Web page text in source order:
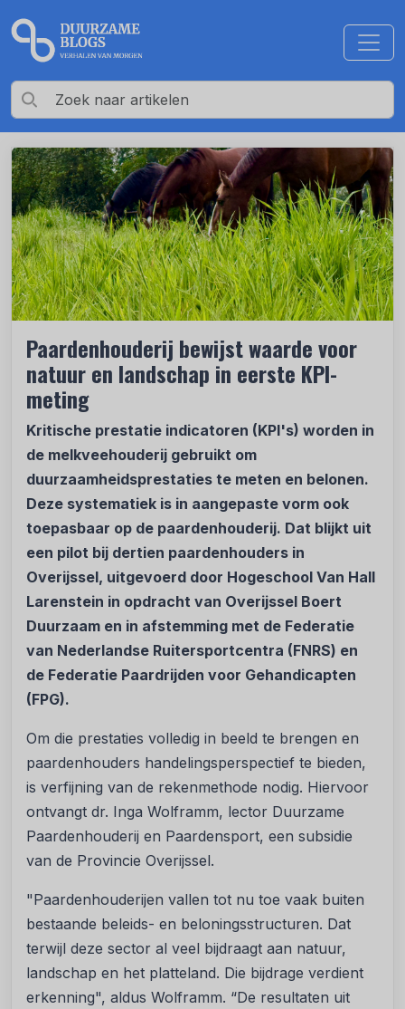
Paardenhouderij bewijst waarde voor
natuur en landschap in eerste KPI-
meting
Kritische prestatie indicatoren (KPI's) worden in
de melkveehouderij gebruikt om
duurzaamheidsprestaties te meten en belonen.
Deze systematiek is in aangepaste vorm ook
toepasbaar op de paardenhouderij. Dat blijkt uit
een pilot bij dertien paardenhouders in
Overijssel, uitgevoerd door Hogeschool Van Hall
Larenstein in opdracht van Overijssel Boert
Duurzaam en in afstemming met de Federatie
van Nederlandse Ruitersportcentra (FNRS) en
de Federatie Paardrijden voor Gehandicapten
(FPG).
Om die prestaties volledig in beeld te brengen en
paardenhouders handelingsperspectief te bieden,
is verfijning van de rekenmethode nodig. Hiervoor
ontvangt dr. Inga Wolframm, lector Duurzame
Paardenhouderij en Paardensport, een subsidie
van de Provincie Overijssel.
"Paardenhouderijen vallen tot nu toe vaak buiten
bestaande beleids- en beloningsstructuren. Dat
terwijl deze sector al veel bijdraagt aan natuur,
landschap en het platteland. Die bijdrage verdient
erkenning", aldus Wolframm. “De resultaten uit